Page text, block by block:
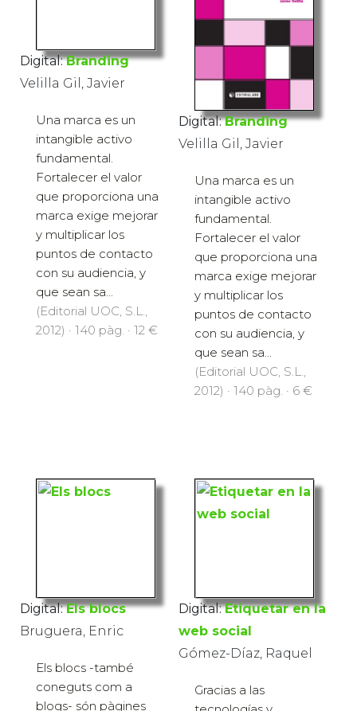
Digital: Branding
Velilla Gil, Javier
Una marca es un
intangible activo
fundamental.
Fortalecer el valor
que proporciona una
marca exige mejorar
y multiplicar los
puntos de contacto
con su audiencia, y
que sean sa...
(Editorial UOC, S.L.,
2012) · 140 pàg. · 12 €
Digital: Branding
Velilla Gil, Javier
Una marca es un
intangible activo
fundamental.
Fortalecer el valor
que proporciona una
marca exige mejorar
y multiplicar los
puntos de contacto
con su audiencia, y
que sean sa...
(Editorial UOC, S.L.,
2012) · 140 pàg. · 6 €
Digital: Els blocs
Bruguera, Enric
Els blocs -també
coneguts com a
blogs- són pàgines
Digital: Etiquetar en la
web social
Gómez-Díaz, Raquel
Gracias a las